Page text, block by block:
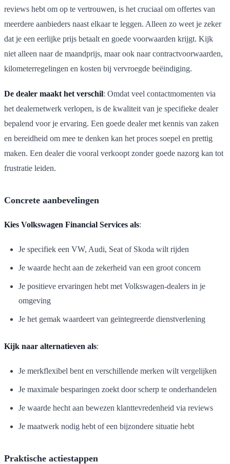
reviews hebt om op te vertrouwen, is het cruciaal om offertes van
meerdere aanbieders naast elkaar te leggen. Alleen zo weet je zeker
dat je een eerlijke prijs betaalt en goede voorwaarden krijgt. Kijk
niet alleen naar de maandprijs, maar ook naar contractvoorwaarden,
kilometerregelingen en kosten bij vervroegde beëindiging.
De dealer maakt het verschil: Omdat veel contactmomenten via
het dealernetwerk verlopen, is de kwaliteit van je specifieke dealer
bepalend voor je ervaring. Een goede dealer met kennis van zaken
en bereidheid om mee te denken kan het proces soepel en prettig
maken. Een dealer die vooral verkoopt zonder goede nazorg kan tot
frustratie leiden.
Concrete aanbevelingen
Kies Volkswagen Financial Services als:
Je specifiek een VW, Audi, Seat of Skoda wilt rijden
Je waarde hecht aan de zekerheid van een groot concern
Je positieve ervaringen hebt met Volkswagen-dealers in je
omgeving
Je het gemak waardeert van geïntegreerde dienstverlening
Kijk naar alternatieven als:
Je merkflexibel bent en verschillende merken wilt vergelijken
Je maximale besparingen zoekt door scherp te onderhandelen
Je waarde hecht aan bewezen klanttevredenheid via reviews
Je maatwerk nodig hebt of een bijzondere situatie hebt
Praktische actiestappen